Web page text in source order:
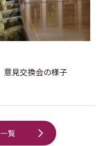
意見交換会の様子
覧